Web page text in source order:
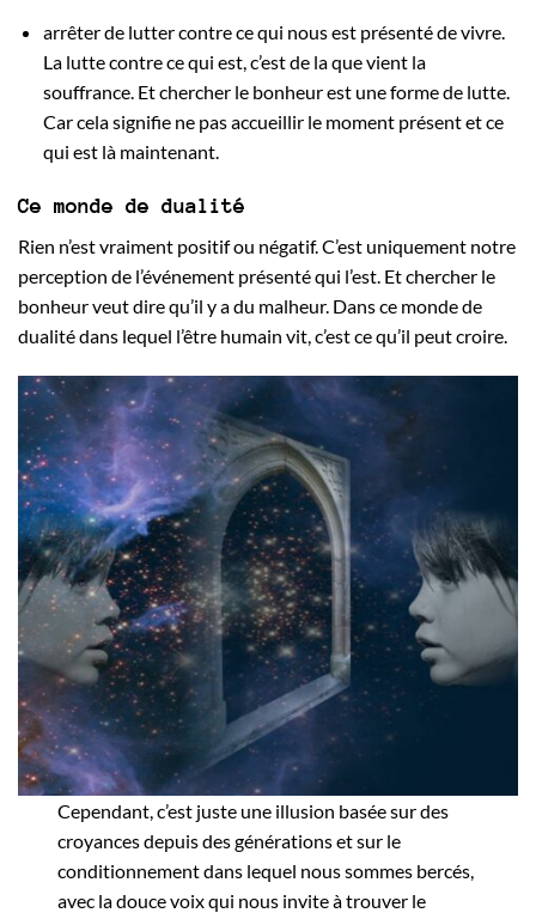
arrêter de lutter contre ce qui nous est présenté de vivre.
La lutte contre ce qui est, c’est de la que vient la
souffrance. Et chercher le bonheur est une forme de lutte.
Car cela signifie ne pas accueillir le moment présent et ce
qui est là maintenant.
Ce monde de dualité
Rien n’est vraiment positif ou négatif. C’est uniquement notre
perception de l’événement présenté qui l’est. Et chercher le
bonheur veut dire qu’il y a du malheur. Dans ce monde de
dualité dans lequel l’être humain vit, c’est ce qu’il peut croire.
Cependant, c’est juste une illusion basée sur des
croyances depuis des générations et sur le
conditionnement dans lequel nous sommes bercés,
avec la douce voix qui nous invite à trouver le